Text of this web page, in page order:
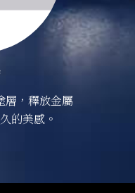
層，釋放金屬
的美感。